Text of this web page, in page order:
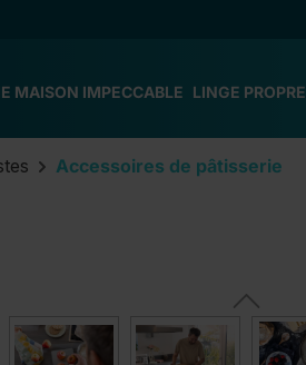
MAISON IMPECCABLE LINGE PROPRE
Accessoires de pâtisserie